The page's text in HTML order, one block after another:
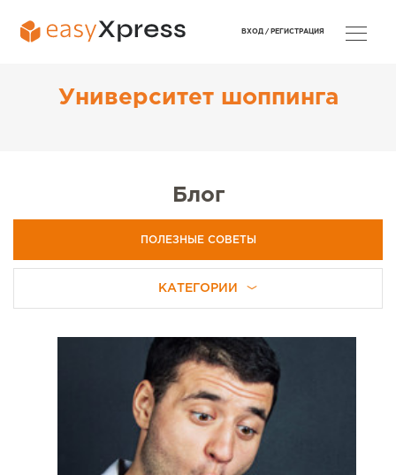
Университет шоппинга
Блог
ПОЛЕЗНЫЕ СОВЕТЫ
КАТЕГОРИИ
ВХОД / РЕГИСТРАЦИЯ